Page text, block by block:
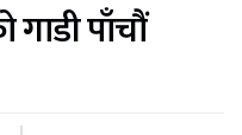
पाँचौं